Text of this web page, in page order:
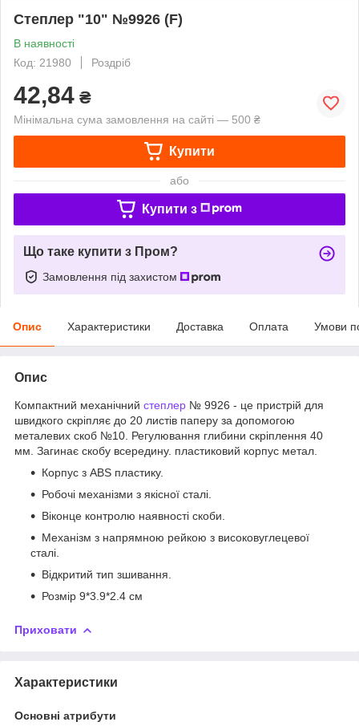
Степлер "10" №9926 (F)
В наявності
Код: 21980
Роздріб
42,84 ₴
Мінімальна сума замовлення на сайті — 500 ₴
Купити
або
Купити з
Що таке купити з Пром?
Замовлення під захистом
Опис Характеристики Доставка Оплата Умови
Опис
Компактний механічний степлер № 9926 - це пристрій для
швидкого скріпляє до 20 листів паперу за допомогою
металевих скоб №10. Регулювання глибини скріплення 40
мм. Загинає скобу всередину. пластиковий корпус метал.
Корпус з ABS пластику.
Робочі механізми з якісної сталі.
Віконце контролю наявності скоби.
Механізм з напрямною рейкою з високовуглецевої
сталі.
Відкритий тип зшивання.
Розмір 9*3.9*2.4 см
Приховати
Характеристики
Основні атрибути